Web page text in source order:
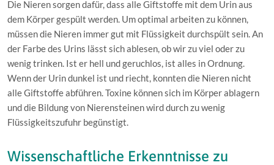
Die Nieren sorgen dafür, dass alle Giftstoffe mit dem Urin aus
dem Körper gespült werden. Um optimal arbeiten zu können,
müssen die Nieren immer gut mit Flüssigkeit durchspült sein. An
der Farbe des Urins lässt sich ablesen, ob wir zu viel oder zu
wenig trinken. Ist er hell und geruchlos, ist alles in Ordnung.
Wenn der Urin dunkel ist und riecht, konnten die Nieren nicht
alle Giftstoffe abführen. Toxine können sich im Körper ablagern
und die Bildung von Nierensteinen wird durch zu wenig
Flüssigkeitszufuhr begünstigt.
Wissenschaftliche Erkenntnisse zu